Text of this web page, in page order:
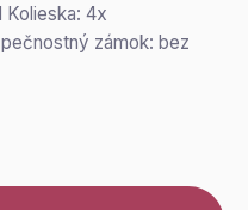
Kolieska: 4x
zámok: bez